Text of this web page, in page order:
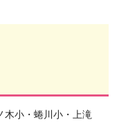
小・蜷川小・上滝